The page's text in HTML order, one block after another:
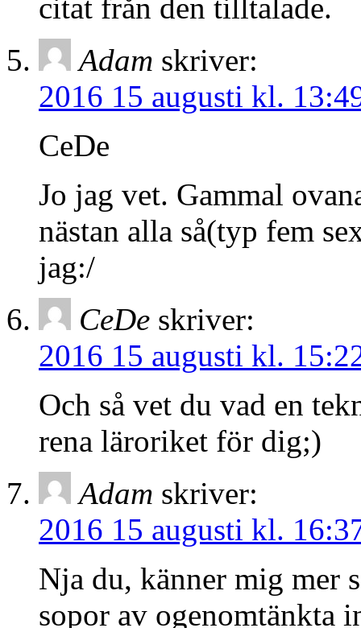
citat från den tilltalade.
Adam skriver:
2016 15 augusti kl.
CeDe
Jo jag vet. Gammal
nästan alla så(typ fem
jag:/
CeDe skriver:
2016 15 augusti kl.
Och så vet du vad en
rena läroriket för dig;)
Adam skriver:
2016 15 augusti kl.
Nja du, känner mig mer
sopor av ogenomtänkta